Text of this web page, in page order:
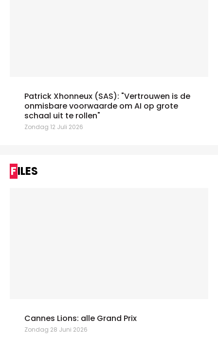
Patrick Xhonneux (SAS): "Vertrouwen is de
onmisbare voorwaarde om AI op grote
schaal uit te rollen"
Zondag 12 Juli 2026
FILES
Cannes Lions: alle Grand Prix
Zondag 28 Juni 2026